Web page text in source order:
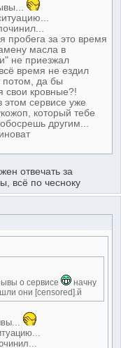
пробега за это время
масла в
не приезжал
время не ездил
потом, да бы
свои кровные?!
этом сервисе уже
который тебе
другим...
отвечать за
всё по чесноку
о сервисе
начну
они [censored].й